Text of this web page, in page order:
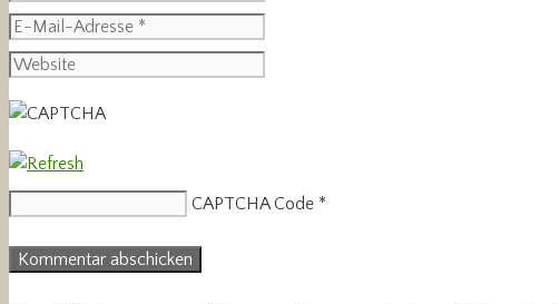
E-
Mail-
Adresse
Website
CAPTCHA Code *